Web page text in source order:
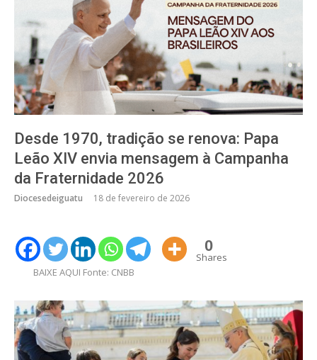
Desde 1970, tradição se renova: Papa
Leão XIV envia mensagem à Campanha
da Fraternidade 2026
Diocesedeiguatu 18 de fevereiro de 2026
0
Shares
BAIXE AQUI Fonte: CNBB